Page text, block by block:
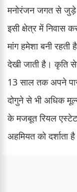
मनोरंजन जगत से जुड़े
इसी क्षेत्र में निवास
मांग हमेशा बनी
देखी जाती है। कृति
13 साल तक अपने
दोगुने से भी अधिक
के मजबूत रियल एस्टेट
अहमियत को दर्शाता